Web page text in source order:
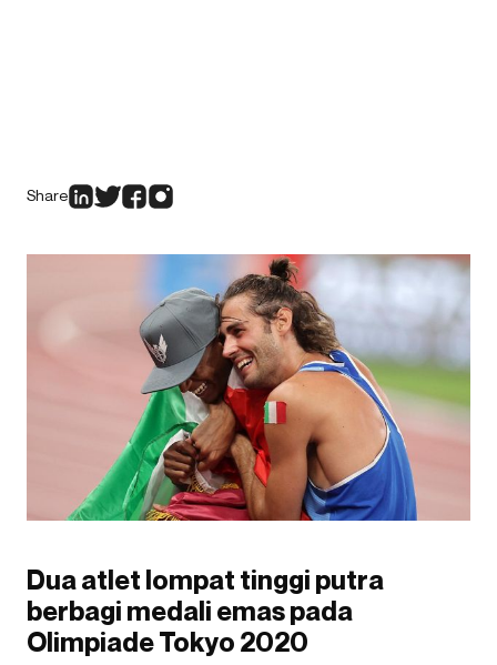
Share
Dua atlet lompat tinggi putra
berbagi medali emas pada
Olimpiade Tokyo 2020